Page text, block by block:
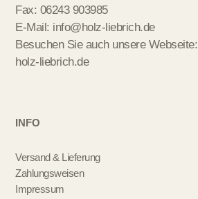
Fax: 06243 903985
E-Mail: info@holz-liebrich.de
Besuchen Sie auch unsere Webseite:
holz-liebrich.de
INFO
Versand & Lieferung
Zahlungsweisen
Impressum